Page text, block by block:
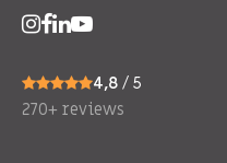
4,8 / 5
270+ reviews